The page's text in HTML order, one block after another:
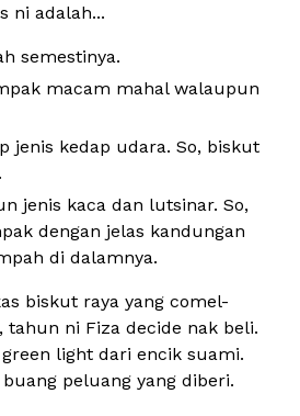
ni adalah...
semestinya.
macam mahal walaupun
jenis kedap udara. So, biskut
jenis kaca dan lutsinar. So,
dengan jelas kandungan
di dalamnya.
biskut raya yang comel-
tahun ni Fiza decide nak beli.
light dari encik suami.
peluang yang diberi.